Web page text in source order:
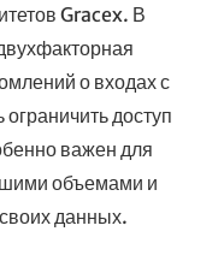
Gracex. В
о входах с
доступ
важен для
объемами и
данных.